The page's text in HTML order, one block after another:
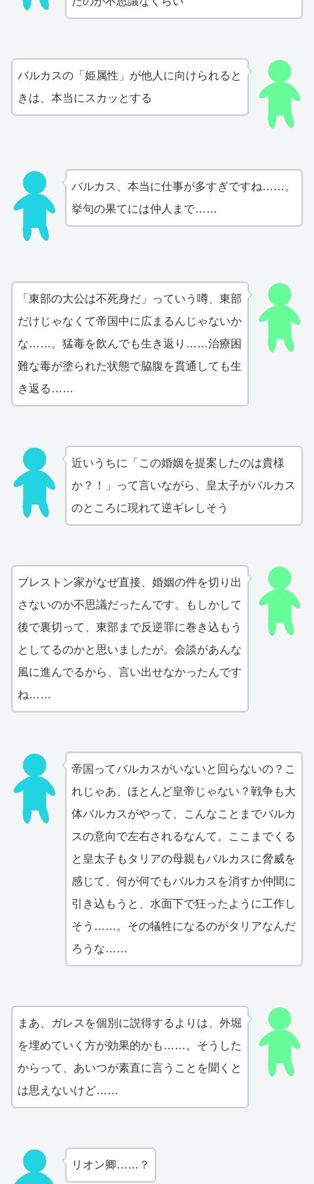
バルカスの「姫属性」が他人に向けられると
きは、本当にスカッとする
バルカス、本当に仕事が多すぎですね……。
挙句の果てには仲人まで……
「東部の大公は不死身だ」っていう噂、東部
だけじゃなくて帝国中に広まるんじゃないか
な……。猛毒を飲んでも生き返り……治療困
難な毒が塗られた状態で脇腹を貫通しても生
き返る……
近いうちに「この婚姻を提案したのは貴様
か？！」って言いながら、皇太子がバルカス
のところに現れて逆ギレしそう
ブレストン家がなぜ直接、婚姻の件を切り出
さないのか不思議だったんです。もしかして
後で裏切って、東部まで反逆罪に巻き込もう
としてるのかと思いましたが。会談があんな
風に進んでるから、言い出せなかったんです
ね……
帝国ってバルカスがいないと回らないの？こ
れじゃあ、ほとんど皇帝じゃない？戦争も大
体バルカスがやって、こんなことまでバルカ
スの意向で左右されるなんて。ここまでくる
と皇太子もタリアの母親もバルカスに脅威を
感じて、何が何でもバルカスを消すか仲間に
引き込もうと、水面下で狂ったように工作し
そう……。その犠牲になるのがタリアなんだ
ろうな……
まあ、ガレスを個別に説得するよりは、外堀
を埋めていく方が効果的かも……。そうした
からって、あいつが素直に言うことを聞くと
は思えないけど……
リオン卿……？